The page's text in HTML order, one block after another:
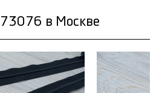
в Москве